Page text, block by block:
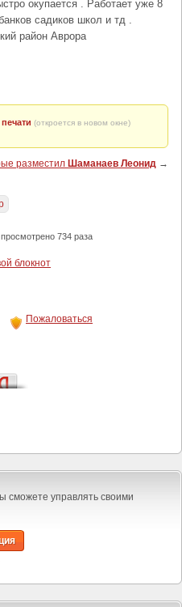
окупается . Работает уже 8
садиков школ и тд .
район Аврора
(откроется в новом окне)
разместил Шаманаев Леонид →
734 раза
блокнот
Пожаловаться
сможете управлять своими